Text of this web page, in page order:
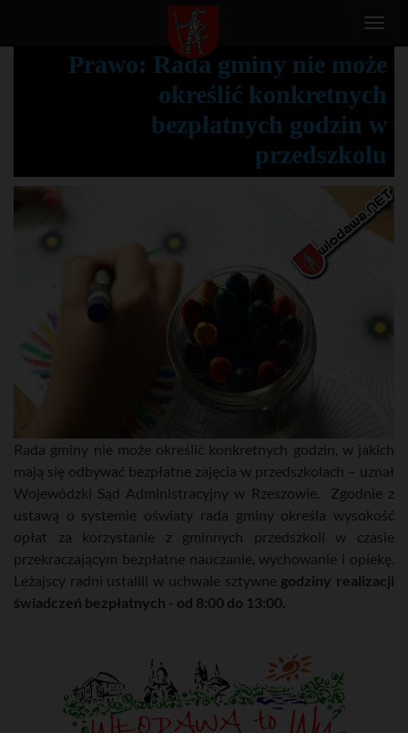
T
g
g
e
n
a
v
i
o
Prawo: Rada gminy nie może
określić konkretnych
bezpłatnych godzin w
przedszkolu
Rada gminy nie może określić konkretnych godzin, w jakich
mają się odbywać bezpłatne zajęcia w przedszkolach – uznał
Wojewódzki Sąd Administracyjny w Rzeszowie. Zgodnie z
ustawą o systemie oświaty rada gminy określa wysokość
opłat za korzystanie z gminnych przedszkoli w czasie
przekraczającym bezpłatne nauczanie, wychowanie i opiekę.
Leżajscy radni ustalili w uchwale sztywne godziny realizacji
świadczeń bezpłatnych - od 8:00 do 13:00.